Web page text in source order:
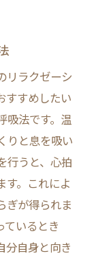
リラクゼーシ
すすめしたい
吸法です。温
りと息を吸い
行うと、心拍
す。これによ
ぎが得られま
ているとき
分自身と向き